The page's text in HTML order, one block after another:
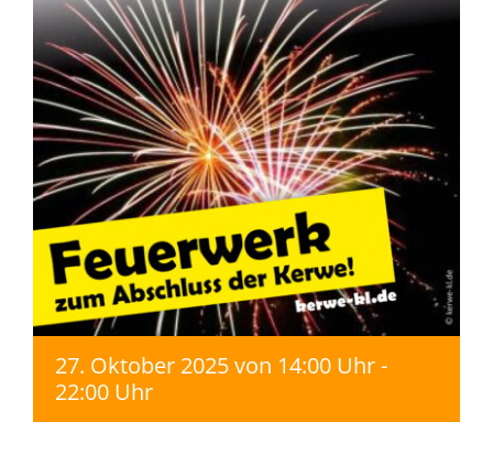
27. Oktober 2025 von 14:00 Uhr-
22:00 Uhr